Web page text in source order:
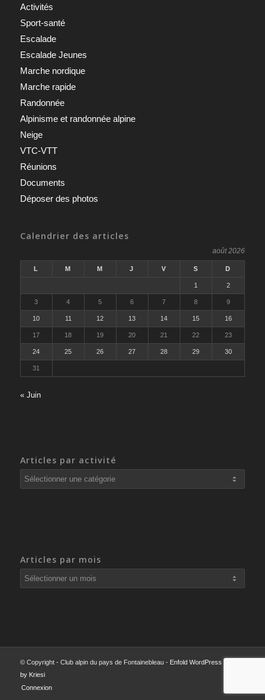
Activités
Sport-santé
Escalade
Escalade Jeunes
Marche nordique
Marche rapide
Randonnée
Alpinisme et randonnée alpine
Neige
VTC-VTT
Réunions
Documents
Déposer des photos
Calendrier des articles
août 2026
L M M J V S D
1 2
3 4 5 6 7 8 9
10 11 12 13 14 15 16
17 18 19 20 21 22 23
24 25 26 27 28 29 30
31
« Juin
Articles par activité
Articles
par
Articles par mois
© Copyright - Club alpin du pays de Fontainebleau - Enfold WordPress Theme
by Kriesi
Connexion